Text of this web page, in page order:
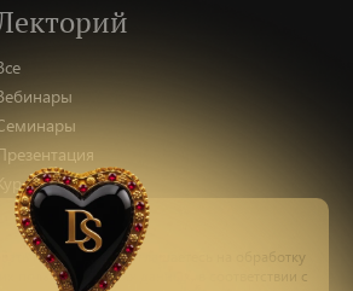
наш сайт, вы соглашаетесь на обработку
пользовательских данных, в соответствии с